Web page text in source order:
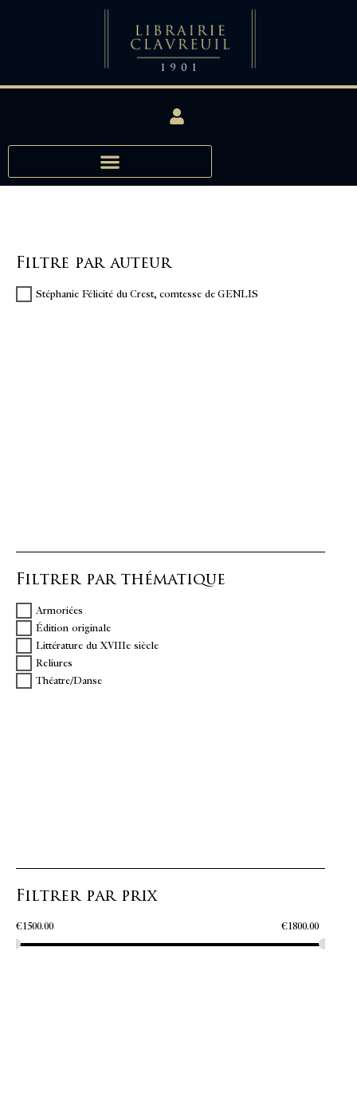
Filtre par auteur
Stéphanie Félicité du Crest, comtesse de GENLIS
Filtrer par thématique
Armoriées
Édition originale
Littérature du XVIIIe siècle
Reliures
Théatre/Danse
Filtrer par prix
€1500.00 €1800.00